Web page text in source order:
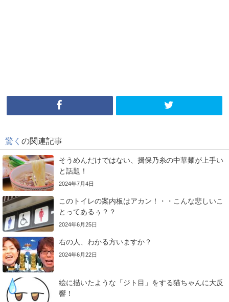
驚く の関連記事
そうめんだけではない、揖保乃糸の中華麺が上手い
と話題！
2024年7月4日
このトイレの案内板はアカン！・・こんな悲しいこ
とってあるぅ？？
2024年6月25日
右の人、わかる方いますか？
2024年6月22日
絵に描いたような「ジト目」をする猫ちゃんに大反
響！